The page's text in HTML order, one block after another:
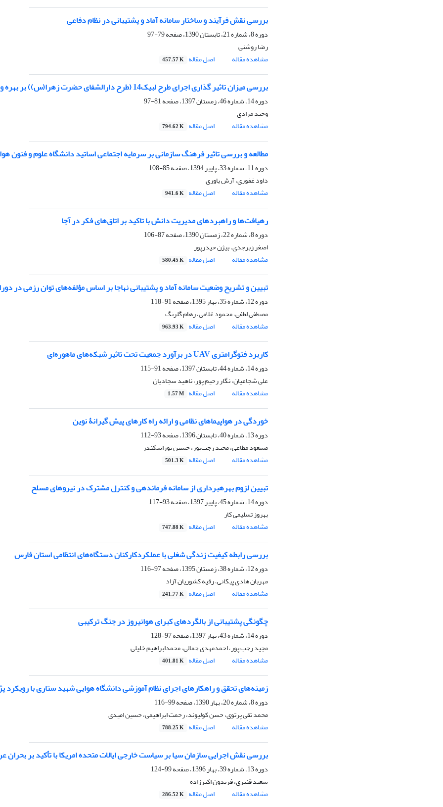
بررسی نقش فرآیند و ساختار سامانه آماد و پشتیبانی در نظام دفاعی
دوره 8، شماره 21، تابستان 1390، صفحه
79-97
رضا روشنی
مشاهده مقاله
اصل مقاله 457.57 K
بررسی میزان تاثیر گذاری اجرای طرح لبیک14 (طرح دارالشفای حضرت زهرا(س)) بر بهره وری نیروی انسانی پش م غرب نزاجا
دوره 14، شماره 46، زمستان 1397، صفحه
81-97
وحید مرادی
مشاهده مقاله
اصل مقاله 794.62 K
مطالعه و بررسی تاثیر فرهنگ سازمانی بر سرمایه اجتماعی اساتید دانشگاه علوم و فنون
دوره 11، شماره 33، پاییز 1394، صفحه
85-108
داود غفوری، آرش یاوری
مشاهده مقاله
اصل مقاله 941.6 K
رهیافت‌ها و راهبردهای مدیریت دانش با تاکید بر اتاق‌های فکر در آجا
دوره 8، شماره 22، زمستان 1390، صفحه
87-106
اصغر زبرجدی، بیژن حیدرپور
مشاهده مقاله
اصل مقاله 580.45 K
تبیین و تشریح وضعیت سامانه آماد و پشتیبانی نهاجا بر اساس مؤلفه‌های توان رزمی در
دوره 12، شماره 35، بهار 1395، صفحه
91-118
مصطفی لطفی، محمود غلامی، رهام گلرنگ
مشاهده مقاله
اصل مقاله 963.93 K
کاربرد فتوگرامترى UAV در برآورد جمعیت تحت تاثیر شبکه‌های ماهوره‌ای‌
دوره 14، شماره 44، تابستان 1397، صفحه
91-115
علی شجاعیان، نگار رحیم پور، ناهید سجادیان
مشاهده مقاله
اصل مقاله 1.57 M
خوردگی در هواپیماهای نظامی و ارائه راه کارهای پیش گیرانۀ نوین
دوره 13، شماره 40، تابستان 1396، صفحه
93-112
مسعود مطاعی، مجید رجب‌پور، حسین پوراسکندر
مشاهده مقاله
اصل مقاله 501.3 K
تبیین لزوم بهره‎برداری از سامانه فرماندهی و کنترل مشترک در نیروهای مسلح
دوره 14، شماره 45، پاییز 1397، صفحه
93-117
بهروز تسلیمی کار
مشاهده مقاله
اصل مقاله 747.88 K
بررسی رابطه کیفیت زندگی شغلی با عملکردکارکنان دستگاه‌های انتظامی استان فارس
دوره 12، شماره 38، زمستان 1395، صفحه
97-116
مهربان هادی پیکانی، رقیه کشوریان آزاد
مشاهده مقاله
اصل مقاله 241.77 K
چگونگی پشتیبانی از بالگردهای کبرای هوانیروز در جنگ ترکیبی
دوره 14، شماره 43، بهار 1397، صفحه
97-128
مجید رجب پور، احمدمهدی جمالی، محمدابراهیم خلیلی
مشاهده مقاله
اصل مقاله 401.81 K
زمینه‌های تحقق و راهکارهای اجرای نظام آموزشی دانشگاه هوایی شهید ستاری با
دوره 8، شماره 20، بهار 1390، صفحه
99-116
محمد تقی پرتوی، حسن کولیوند، رحمت ابراهیمی، حسین امیدی
مشاهده مقاله
اصل مقاله 788.25 K
بررسی نقش اجرایی سازمان سیا بر سیاست خارجی ایالات متحده امریکا با تأکید بر بحران
دوره 13، شماره 39، بهار 1396، صفحه
99-124
سعید قنبری، فریدون اکبرزاده
مشاهده مقاله
اصل مقاله 286.52 K